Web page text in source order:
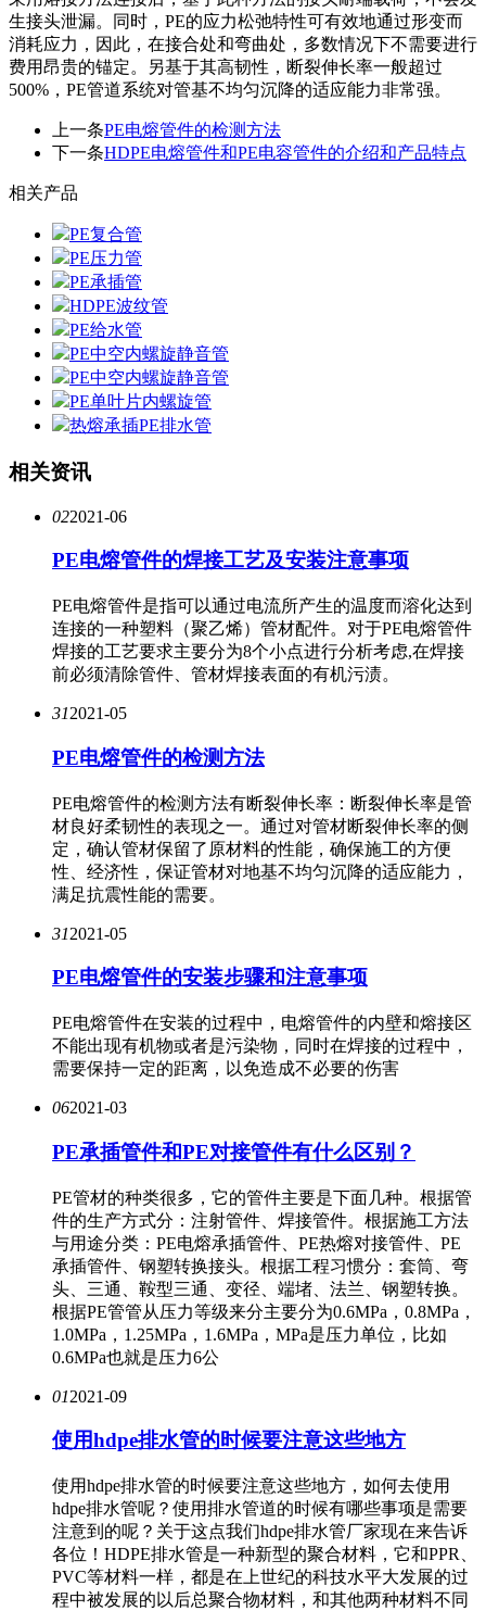
生接头泄漏。同时，PE的应力松弛特性可有效地通过形变而
消耗应力，因此，在接合处和弯曲处，多数情况下不需要进行
费用昂贵的锚定。另基于其高韧性，断裂伸长率一般超过
500%，PE管道系统对管基不均匀沉降的适应能力非常强。
上一条PE电熔管件的检测方法
下一条HDPE电熔管件和PE电容管件的介绍和产品特点
相关产品
PE复合管
PE压力管
PE承插管
HDPE波纹管
PE给水管
PE中空内螺旋静音管
PE中空内螺旋静音管
PE单叶片内螺旋管
热熔承插PE排水管
相关资讯
022021-06
PE电熔管件的焊接工艺及安装注意事项
PE电熔管件是指可以通过电流所产生的温度而溶化达到
连接的一种塑料（聚乙烯）管材配件。对于PE电熔管件
焊接的工艺要求主要分为8个小点进行分析考虑,在焊接
前必须清除管件、管材焊接表面的有机污渍。
312021-05
PE电熔管件的检测方法
PE电熔管件的检测方法有断裂伸长率：断裂伸长率是管
材良好柔韧性的表现之一。通过对管材断裂伸长率的侧
定，确认管材保留了原材料的性能，确保施工的方便
性、经济性，保证管材对地基不均匀沉降的适应能力，
满足抗震性能的需要。
312021-05
PE电熔管件的安装步骤和注意事项
PE电熔管件在安装的过程中，电熔管件的内壁和熔接区
不能出现有机物或者是污染物，同时在焊接的过程中，
需要保持一定的距离，以免造成不必要的伤害
062021-03
​PE承插管件和PE对接管件有什么区别？
PE管材的种类很多，它的管件主要是下面几种。根据管
件的生产方式分：注射管件、焊接管件。根据施工方法
与用途分类：PE电熔承插管件、PE热熔对接管件、PE
承插管件、钢塑转换接头。根据工程习惯分：套筒、弯
头、三通、鞍型三通、变径、端堵、法兰、钢塑转换。
根据PE管管从压力等级来分主要分为0.6MPa，0.8MPa，
1.0MPa，1.25MPa，1.6MPa，MPa是压力单位，比如
0.6MPa也就是压力6公
012021-09
使用hdpe排水管的时候要注意这些地方
使用hdpe排水管的时候要注意这些地方，如何去使用
hdpe排水管呢？使用排水管道的时候有哪些事项是需要
注意到的呢？关于这点我们hdpe排水管厂家现在来告诉
各位！HDPE排水管是一种新型的聚合材料，它和PPR、
PVC等材料一样，都是在上世纪的科技水平大发展的过
程中被发展的以后总聚合物材料，和其他两种材料不同